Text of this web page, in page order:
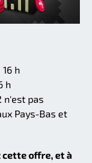
h
h
n'est pas
Pays-Bas et
cette offre, et à